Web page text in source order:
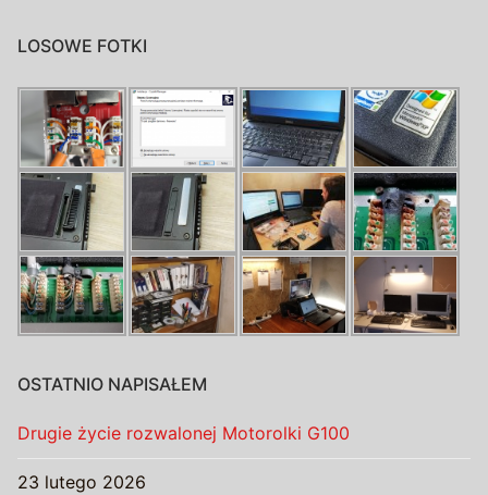
LOSOWE FOTKI
OSTATNIO NAPISAŁEM
Drugie życie rozwalonej Motorolki G100
23 lutego 2026